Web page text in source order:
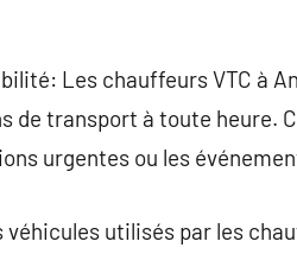
Les chauffeurs VTC à
de transport à toute heure.
urgentes ou les
utilisés par les